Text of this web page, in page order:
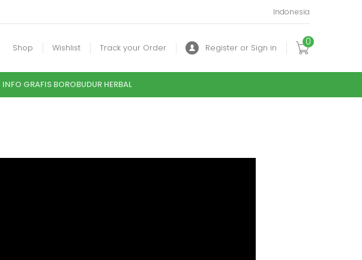
Indonesia
Shop Wishlist Track your Order Register or Sign in
0
INFO GRAFIS BOROBUDUR HERBAL